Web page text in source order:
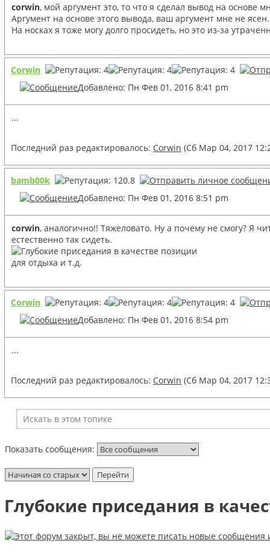
corwin, мой аргумент это, то что я сделал вывод на основе
Аргумент на основе этого вывода, ваш аргумент мне не
На носках я тоже могу долго просидеть, но это из-за
Corwin
Добавлено: Пн Фев 01, 2016 8:41 pm
...
Последний раз редактировалось: Corwin (Сб Мар 04, 2017
bamb00k
Добавлено: Пн Фев 01, 2016 8:51 pm
corwin, аналогично!! Тяжеловато. Ну а почему не смогу? Я
естественно так сидеть.
Corwin
Добавлено: Пн Фев 01, 2016 8:54 pm
...
Последний раз редактировалось: Corwin (Сб Мар 04, 2017
Показать сообщения:
Глубокие приседания в